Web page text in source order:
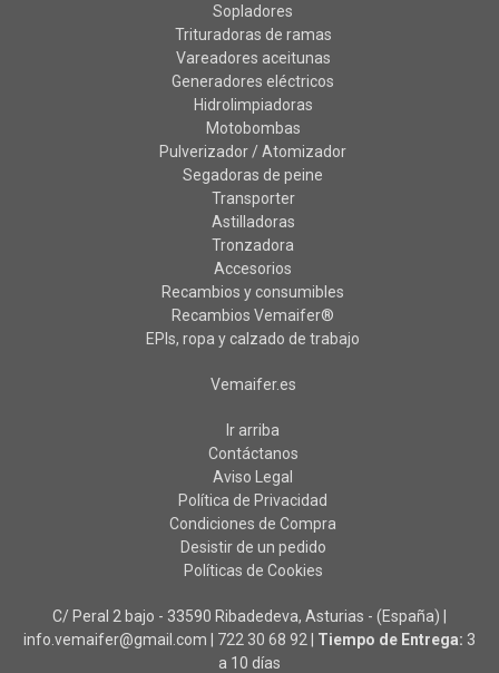
Sopladores
Trituradoras de ramas
Vareadores aceitunas
Generadores eléctricos
Hidrolimpiadoras
Motobombas
Pulverizador / Atomizador
Segadoras de peine
Transporter
Astilladoras
Tronzadora
Accesorios
Recambios y consumibles
Recambios Vemaifer®
EPIs, ropa y calzado de trabajo
Vemaifer.es
Ir arriba
Contáctanos
Aviso Legal
Política de Privacidad
Condiciones de Compra
Desistir de un pedido
Políticas de Cookies
C/ Peral 2 bajo - 33590 Ribadedeva, Asturias - (España) |
info.vemaifer@gmail.com | 722 30 68 92 Tiempo de Entrega: 3
a 10 días